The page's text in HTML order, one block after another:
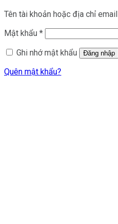
Tên tài khoản hoặc địa chỉ email
Mật khẩu *Bắt
buộc
Ghi nhớ mật khẩu
Đăng nhập
Quên mật khẩu?